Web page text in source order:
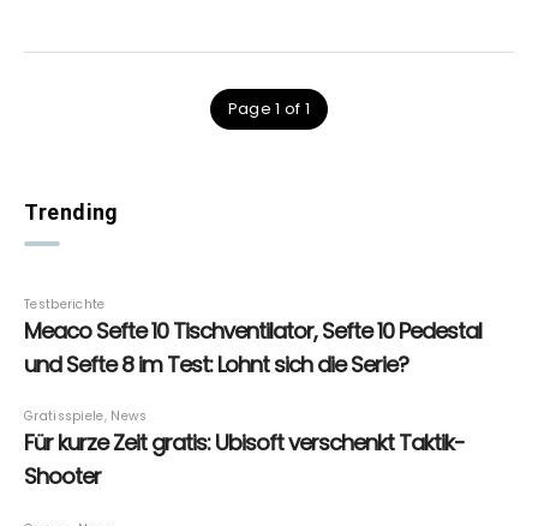
Page 1 of 1
Trending